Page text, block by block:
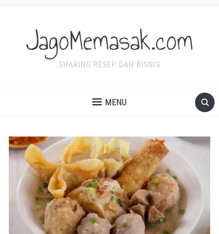
JagoMemasak.com
SHARING RESEP DAN BISNIS
MENU